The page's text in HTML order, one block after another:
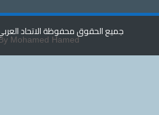
جميع الحقوق محفوظة الاتحاد
By Mohamed Hamed